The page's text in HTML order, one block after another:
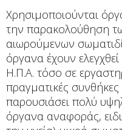
Χρησιμοποιούνται
την παρακολούθηση
αιωρούμενων
όργανα έχουν
Η.Π.Α. τόσο σε
πραγματικές
παρουσιάσει πολύ
όργανα αναφοράς,